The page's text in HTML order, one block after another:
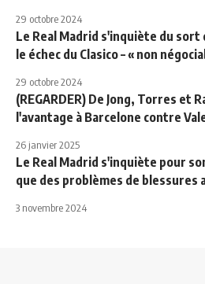
29 octobre 2024
Le Real Madrid s'inquiète du sort
le échec du Clasico – « non
29 octobre 2024
(REGARDER) De Jong, Torres et
l'avantage à Barcelone contre
26 janvier 2025
Le Real Madrid s'inquiète pour
que des problèmes de blessures
3 novembre 2024